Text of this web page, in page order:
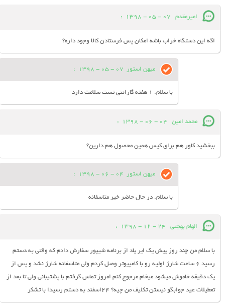
امیرمقدم 07 - 05 - 1398
:
اگه این دستگاه خراب باشه امکان پس فرستادن کالا وجود داره؟
میهن استور 07 - 05 - 1398
:
با سلام. 1 هفته گارانتی تست سلامت دارد
محمد امین 04 - 06 - 1398
:
ببخشید کاور هم برای کیس همین محصول هم دارین؟
میهن استور 04 - 06 - 1398
:
با سلام. در حال حاضر خیر متاسفانه
الهام بهجتی 24 - 12 - 1398
:
با سلام من چند روز پیش یک ایر پاد از برنامه شیپور سفارش دادم که وقتی به دستم
رسید ۶ ساعت شارژ اولیه رو با کامپیوتر وصل کردم ولی متاسفانه شارژ نشد و پس از
یک دقیقه خاموش میشود میخام مرجوع کنم امروز تماس گرفتم با پشتیبانی ولی تا بعد از
تعطیلات عید جوابگو نیستن تکلیف من چیه؟ ۲۴اسفند به دستم رسیدا با تشکر